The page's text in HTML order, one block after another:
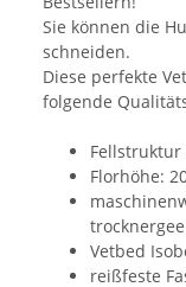
Sie können die
schneiden.
Diese perfekte
folgende
Fellstruktur
Florhöhe:
Vetbed
reißfeste